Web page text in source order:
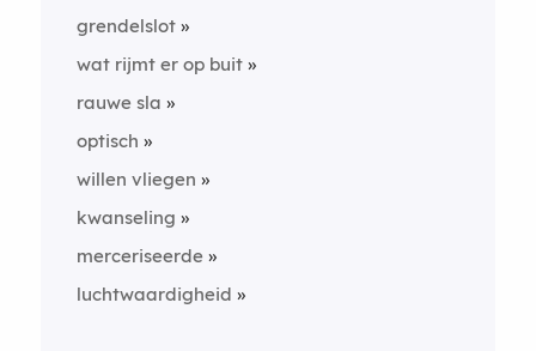
grendelslot
wat rijmt er op buit
rauwe sla
optisch
willen vliegen
kwanseling
merceriseerde
luchtwaardigheid